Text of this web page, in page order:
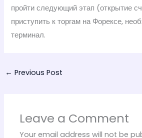
пройти следующий этап (открытие
приступить к торгам на Форексе,
терминал.
← Previous Post
Leave a Comment
Your email address will not be